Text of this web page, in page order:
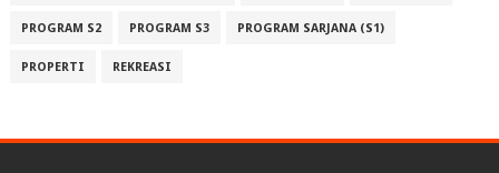
PROGRAM S2 PROGRAM S3 PROGRAM SARJANA (S1)
PROPERTI REKREASI